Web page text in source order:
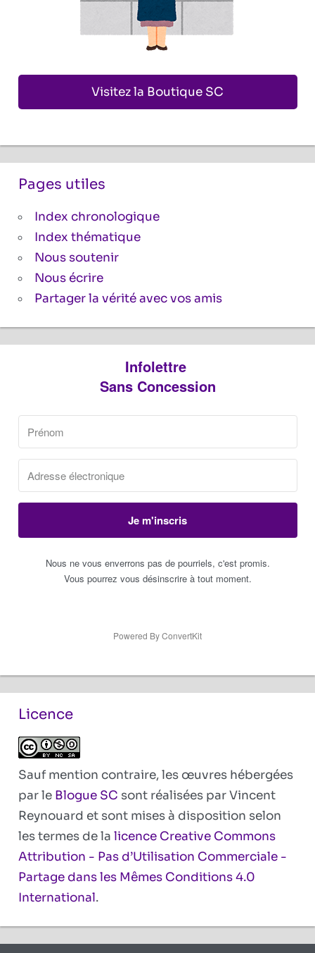
Visitez la Boutique SC
Pages utiles
Index chronologique
Index thématique
Nous soutenir
Nous écrire
Partager la vérité avec vos amis
Infolettre
Sans Concession
Je m'inscris
Nous ne vous enverrons pas de pourriels, c'est promis.
Vous pourrez vous désinscrire à tout moment.
Powered By ConvertKit
Licence
Sauf mention contraire, les œuvres hébergées
par le Blogue SC sont réalisées par Vincent
Reynouard et sont mises à disposition selon
les termes de la licence Creative Commons
Attribution - Pas d’Utilisation Commerciale -
Partage dans les Mêmes Conditions 4.0
International.